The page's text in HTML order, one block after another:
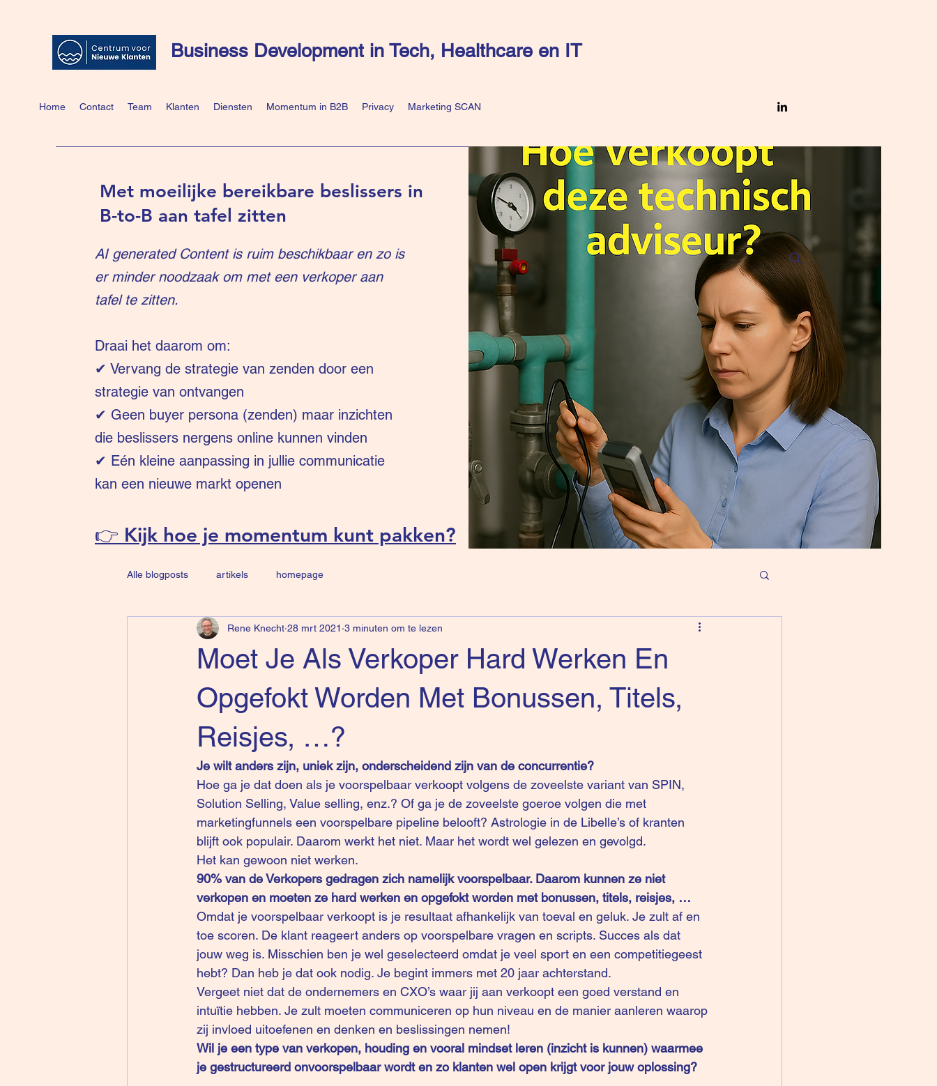
Business Development in Tech, Healthcare en IT
Home Contact Team Klanten Diensten Momentum in B2B Privacy Marketing SCAN
Met moeilijke bereikbare beslissers in
B-to-B aan tafel zitten
AI generated Content is ruim beschikbaar en zo is
er minder noodzaak om met een verkoper aan
tafel te zitten.
Draai het daarom om:
✔ Vervang de strategie van zenden door een
strategie van ontvangen
✔ Geen buyer persona (zenden) maar inzichten
die beslissers nergens online kunnen vinden
✔ Eén kleine aanpassing in jullie communicatie
kan een nieuwe markt openen
👉 Kijk hoe je momentum kunt pakken?
Alle blogposts artikels homepage
Moet Je Als Verkoper Hard Werken En
Opgefokt Worden Met Bonussen, Titels,
Reisjes, …?
Rene Knecht 28 mrt 2021 3 minuten om te lezen
Je wilt anders zijn, uniek zijn, onderscheidend zijn van de concurrentie?
Hoe ga je dat doen als je voorspelbaar verkoopt volgens de zoveelste variant van SPIN,
Solution Selling, Value selling, enz.? Of ga je de zoveelste goeroe volgen die met
marketingfunnels een voorspelbare pipeline belooft? Astrologie in de Libelle’s of kranten
blijft ook populair. Daarom werkt het niet. Maar het wordt wel gelezen en gevolgd.
Het kan gewoon niet werken.
90% van de Verkopers gedragen zich namelijk voorspelbaar. Daarom kunnen ze niet
verkopen en moeten ze hard werken en opgefokt worden met bonussen, titels, reisjes, …
Omdat je voorspelbaar verkoopt is je resultaat afhankelijk van toeval en geluk. Je zult af en
toe scoren. De klant reageert anders op voorspelbare vragen en scripts. Succes als dat
jouw weg is. Misschien ben je wel geselecteerd omdat je veel sport en een competitiegeest
hebt? Dan heb je dat ook nodig. Je begint immers met 20 jaar achterstand.
Vergeet niet dat de ondernemers en CXO’s waar jij aan verkoopt een goed verstand en
intuïtie hebben. Je zult moeten communiceren op hun niveau en de manier aanleren waarop
zij invloed uitoefenen en denken en beslissingen nemen!
Wil je een type van verkopen, houding en vooral mindset leren (inzicht is kunnen) waarmee
je gestructureerd onvoorspelbaar wordt en zo klanten wel open krijgt voor jouw oplossing?